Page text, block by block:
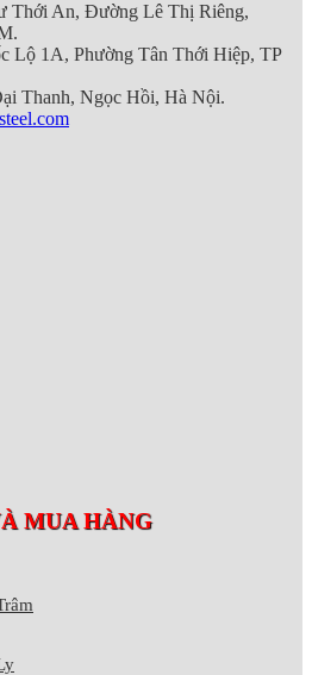
Thới An, Đường Lê Thị Riêng,
Lộ 1A, Phường Tân Thới Hiệp, TP
Thanh, Ngọc Hồi, Hà Nội.
MUA HÀNG